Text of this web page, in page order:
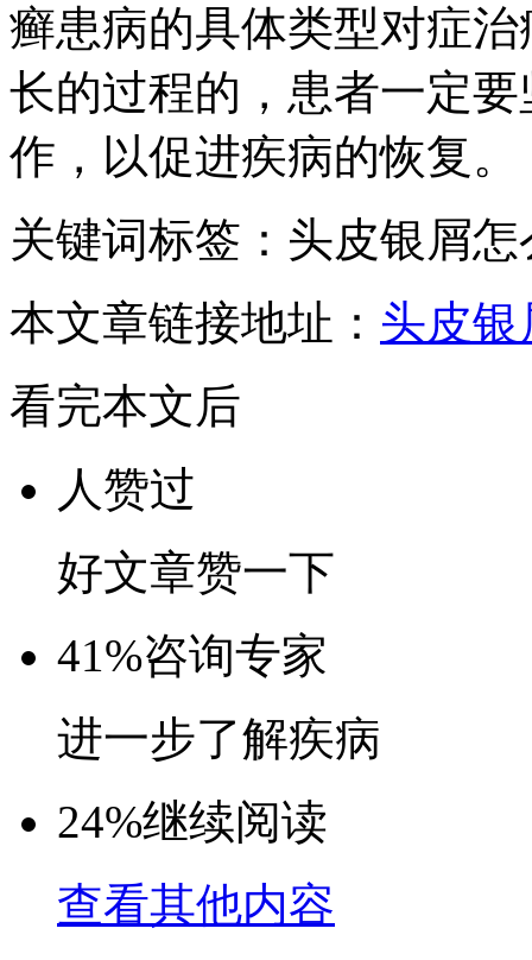
癣患病的具体类型对症
长的过程的，患者一定
作，以促进疾病的恢复。
关键词标签：头皮银屑怎
本文章链接地址： 头皮
看完本文后
人赞过
好文章赞一下
41%咨询专家
进一步了解疾病
24%继续阅读
查看其他内容